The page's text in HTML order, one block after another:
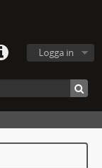
Logga in